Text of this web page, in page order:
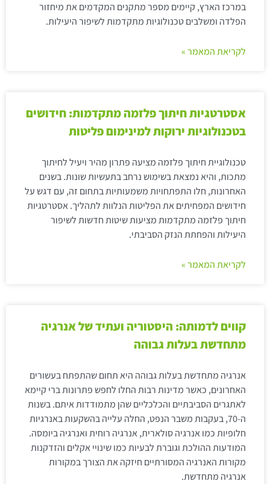
במרכז הארץ, קיימים מספר מתקנים המקדמים את מיחזור
הפלדה ומשלבים טכנולוגיות מתקדמות לשיפור היעילות.
לקריאת המאמר »
אסטרטגיות חיתוך פלזמה מתקדמות: חידושים
בטכנולוגיות ירוקות למינימום פליטות
טכנולוגיית חיתוך פלזמה מציעה פתרון מהיר ויעיל לחיתוך
מתכות, והיא נמצאת בשימוש נרחב בתעשיות שונות. בשנים
האחרונות, חלו התפתחויות משמעותיות בתחום זה, עם דגש על
חידושים המפחיתים את הפליטות הנלוות לתהליך. אסטרטגיות
חיתוך פלזמה מתקדמות מציעות שיטות חדשות לשיפור
היעילות והפחתת הנזק הסביבתי.
לקריאת המאמר »
קווים לדמותה: היסטוריה ועתיד של אנרגיה
מתחדשת בעלות גבוהה
אנרגיה מתחדשת בעלות גבוהה היא תחום שהתפתח בעשורים
האחרונים, כאשר מדינות רבות החלו לחפש פתרונות ברי קיימא
לאתגרים הסביבתיים והכלכליים שהן מתמודדות איתם. בשנות
ה-70, בעקבות משבר הנפט, החלה עלייה בהשקעות באנרגיות
חלופיות כמו אנרגיה סולארית, אנרגיה רוחית ואנרגיה ביומסה.
המודעות ההולכת וגוברת לבעיות כמו שינויי אקלים והזדקנות
מקורות האנרגיה המסורתיים חיזקה את הצורך במקורות
אנרגיה מתחדשת.